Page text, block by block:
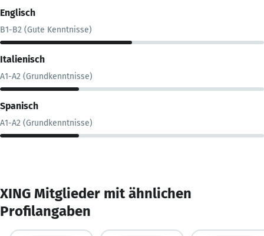
Englisch
B1-B2 (Gute Kenntnisse)
Italienisch
A1-A2 (Grundkenntnisse)
Spanisch
A1-A2 (Grundkenntnisse)
XING Mitglieder mit ähnlichen
Profilangaben